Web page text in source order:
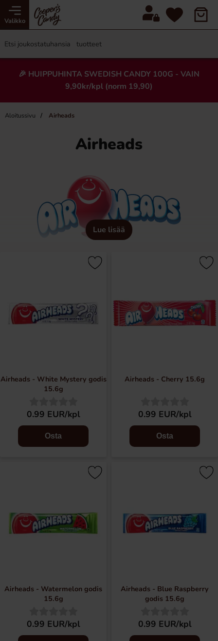
Valikko
🎉 HUIPPUHINTA SWEDISH CANDY 100G - VAIN
9,90kr/kpl (norm 19,90)
Aloitussivu Airheads
Airheads
Lue lisää
Airheads - White Mystery godis
15.6g
0.99 EUR/kpl
Osta
Airheads - Cherry 15.6g
0.99 EUR/kpl
Osta
Airheads - Watermelon godis
15.6g
0.99 EUR/kpl
Airheads - Blue Raspberry
godis 15.6g
0.99 EUR/kpl